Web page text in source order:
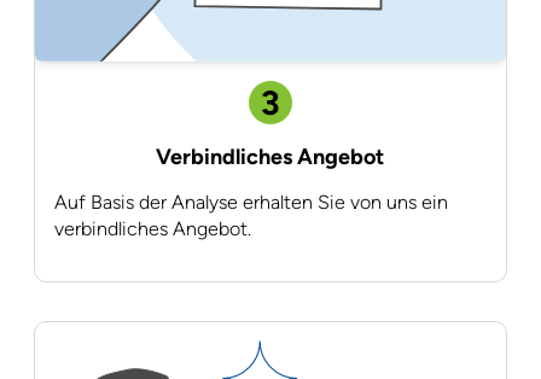
3
Verbindliches Angebot
Auf Basis der Analyse erhalten Sie von uns ein
verbindliches Angebot.